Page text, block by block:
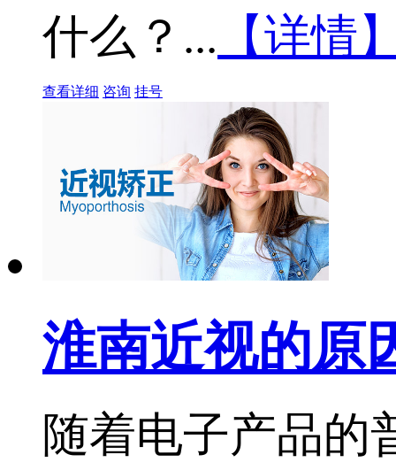
什么？... 【详情
查看详细 咨询 挂号
淮南近视的原
随着电子产品的